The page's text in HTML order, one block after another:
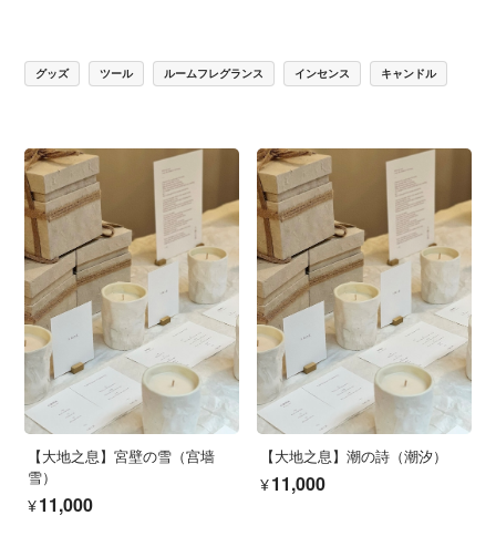
グッズ ツール ルームフレグランス インセンス キャンドル
【大地之息】宮壁の雪（宫墙
雪）
¥11,000
【大地之息】潮の詩（潮汐）
¥11,000